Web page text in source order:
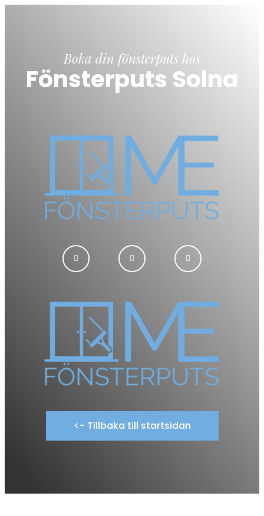
Boka din fönsterputs hos
Fönsterputs Solna
<- Tillbaka till startsidan